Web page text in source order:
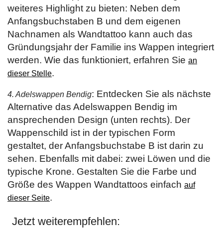
weiteres Highlight zu bieten: Neben dem
Anfangsbuchstaben B und dem eigenen
Nachnamen als Wandtattoo kann auch das
Gründungsjahr der Familie ins Wappen integriert
werden. Wie das funktioniert, erfahren Sie an
dieser Stelle.
4. Adelswappen Bendig: Entdecken Sie als nächste
Alternative das Adelswappen Bendig im
ansprechenden Design (unten rechts). Der
Wappenschild ist in der typischen Form
gestaltet, der Anfangsbuchstabe B ist darin zu
sehen. Ebenfalls mit dabei: zwei Löwen und die
typische Krone. Gestalten Sie die Farbe und
Größe des Wappen Wandtattoos einfach auf
dieser Seite.
Jetzt weiterempfehlen: